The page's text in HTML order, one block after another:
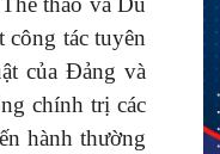
tác tuyên
của Đảng và
chính trị các
hành thường